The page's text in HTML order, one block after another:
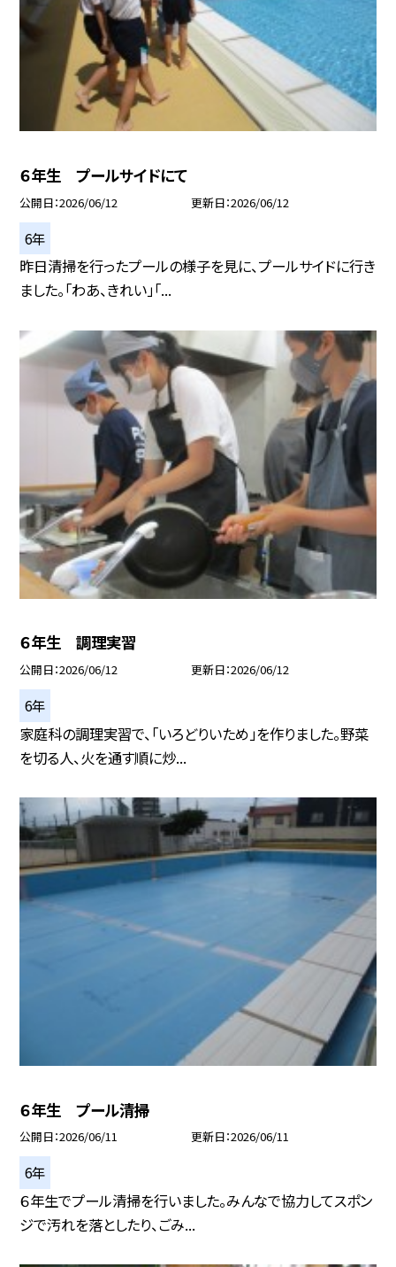
６年生 プールサイドにて
公開日 2026/06/12 更新日 2026/06/12
6年
昨日清掃を行ったプールの様子を見に、プールサイドに行き
ました。「わあ、きれい」「...
６年生 調理実習
公開日 2026/06/12 更新日 2026/06/12
6年
家庭科の調理実習で、「いろどりいため」を作りました。野菜
を切る人、火を通す順に炒...
６年生 プール清掃
公開日 2026/06/11 更新日 2026/06/11
6年
６年生でプール清掃を行いました。みんなで協力してスポン
ジで汚れを落としたり、ごみ...